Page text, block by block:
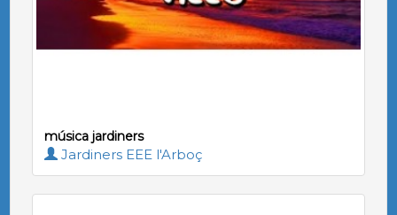
música jardiners
Jardiners EEE l'Arboç